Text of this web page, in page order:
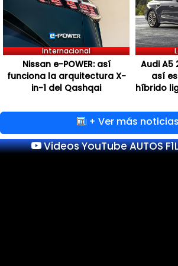
Internacional
Nissan e-POWER: así
funciona la arquitectura X-
in-1 del Qashqai
Audi A5
así
híbrido
+ Ver más
Videos YouTube AUTOS